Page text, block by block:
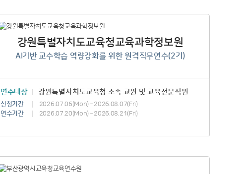
강원특별자치도교육청교육과학정보원
AI기반 교수학습 역량강화를 위한 원격직무연수(2기)
연수대상 강원특별자치도교육청 소속 교원 및 교육전문직원
신청기간
2026.07.06(Mon) – 2026.08.07(Fri)
연수기간
2026.07.20(Mon) – 2026.08.21(Fri)